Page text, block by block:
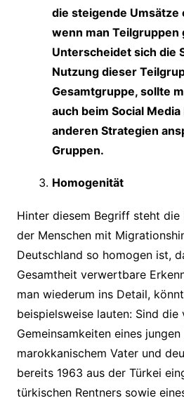
die steigende Umsätze
wenn man Teilgruppen
Unterscheidet sich die
Nutzung dieser
Gesamtgruppe, sollte
auch beim Social
anderen Strategien
Gruppen.
Homogenität
Hinter diesem Begriff steht die
der Menschen mit
Deutschland so homogen ist,
Gesamtheit verwertbare
man wiederum ins Detail,
beispielsweise lauten: Sind die
Gemeinsamkeiten eines
marokkanischem Vater und
bereits 1963 aus der Türkei
türkischen Rentners sowie